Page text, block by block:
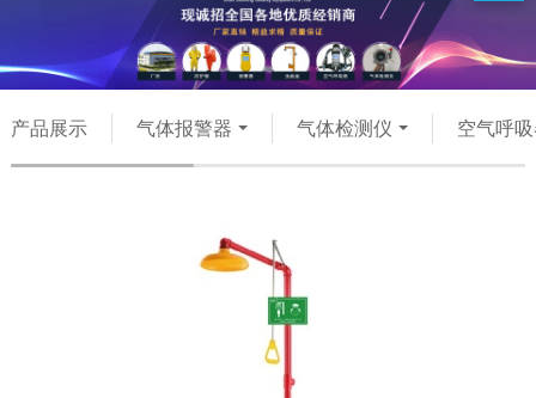
产品展示 气体报警器 气体检测仪 空气呼